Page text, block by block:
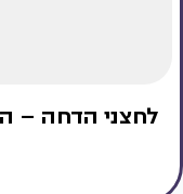
לחצני הדחה –